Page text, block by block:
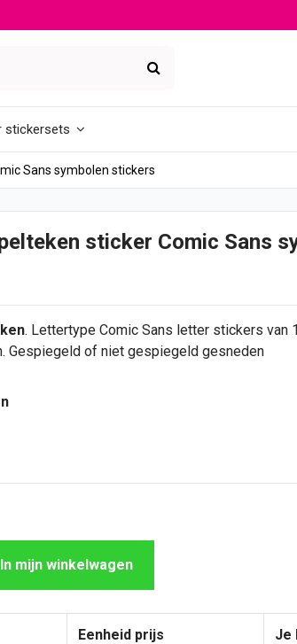
stickersets
Sans symbolen stickers
sticker Comic Sans
. Lettertype Comic Sans letter stickers van
Gespiegeld of niet gespiegeld gesneden
In mijn winkelwagen
Eenheid prijs Je